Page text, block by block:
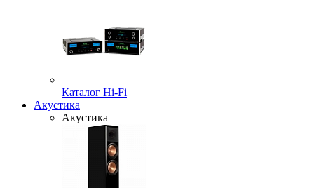
Каталог Hi-Fi
Акустика
Акустика